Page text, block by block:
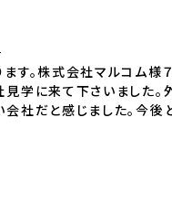
す。株式会社マルコム様
学に来て下さいました。
社だと感じました。今後